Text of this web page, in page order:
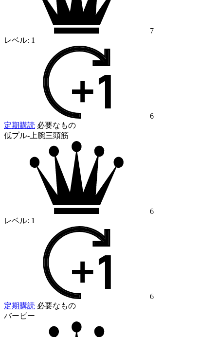
7
レベル: 1
6
定期購読 必要なもの
低プル-上腕三頭筋
6
レベル: 1
6
定期購読 必要なもの
バーピー